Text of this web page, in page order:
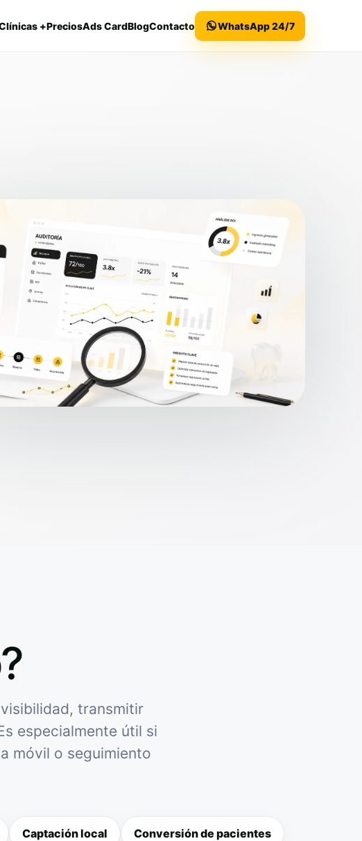
+PreciosAds CardBlogContacto WhatsApp 24/7
transmitir
especialmente útil si
móvil o seguimiento
Captación local Conversión de pacientes